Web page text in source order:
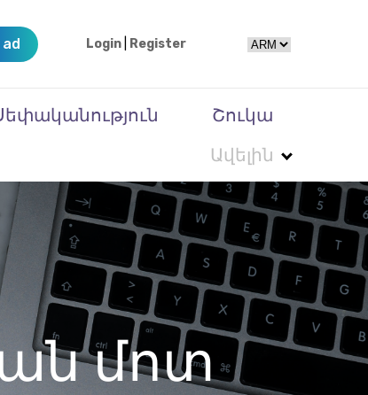
Login Register
Շուկա
Ավելին
մոտ